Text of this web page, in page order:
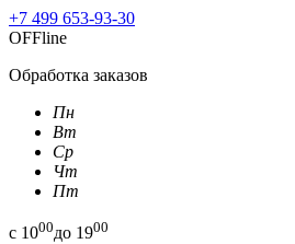
+7 499 653-93-30
OFFline
Обработка заказов
Пн
Вт
Ср
Чт
Пт
с 1000до 1900